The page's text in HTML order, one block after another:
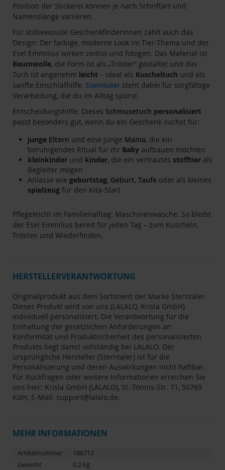
Position der Stickerei können je nach Schriftart und
Namenslänge variieren.
Für stilbewusste Geschenkfinderinnen zählt auch das
Design: Der farbige, moderne Look im Tier-Thema und der
Esel Emmilius wirken zeitlos und fotogen. Das Material ist
Baumwolle, die Form ist als „Tröster“ gestaltet und das
Tuch ist angenehm leicht – ideal als Kuscheltuch und als
sanfte Einschlafhilfe. Sterntaler steht dabei für sorgfältige
Verarbeitung, die du im Alltag spürst.
Entscheidungshilfe: Dieses Schmusetuch personalisiert
passt besonders gut, wenn du ein Geschenk suchst für:
junge Eltern und eine junge Mama, die ein
beruhigendes Ritual für ihr Baby aufbauen möchten
kleinkinder und kinder, die ein vertrautes stofftier als
Begleiter mögen
Anlässe wie geburtstag, Geburt, Taufe oder als kleines
spielzeug für den Kita-Start
Pflegeleicht im Familienalltag: Maschinenwäsche. So bleibt
der Esel Emmilius bereit für jeden Tag – zum Kuscheln,
Trösten und Wiederfinden.
HERSTELLERVERANTWORTUNG
Originalprodukt aus dem Sortiment der Marke Sterntaler.
Dieses Produkt wird von uns (LALALO, Krisla GmbH)
individuell personalisiert. Die Verantwortung für die
Einhaltung der gesetzlichen Anforderungen an
Konformität und Produktsicherheit des personalisierten
Produkts liegt damit vollständig bei LALALO. Der
ursprüngliche Hersteller (Sterntaler) ist für die
Personalisierung und deren Auswirkungen nicht haftbar.
Für Rückfragen oder weitere Informationen erreichen Sie
uns hier: Krisla GmbH (LALALO), St.-Tönnis-Str. 71, 50769
Köln, E-Mail: support@lalalo.de.
MEHR INFORMATIONEN
Artikelnummer
186712
Gewicht
0.2 kg